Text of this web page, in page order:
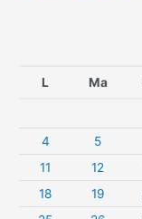
L Ma
4
5
11
12
18
19